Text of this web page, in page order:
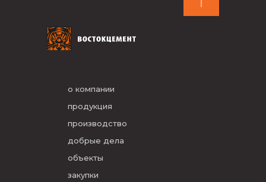
о компании
продукция
производство
добрые дела
объекты
закупки